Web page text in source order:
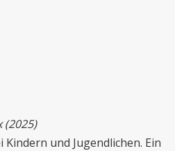
(2025)
und Jugendlichen. Ein